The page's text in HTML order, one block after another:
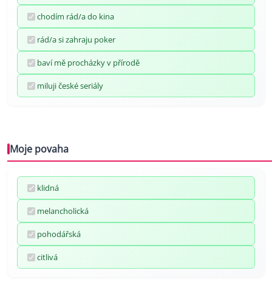
chodím rád/a do kina
rád/a si zahraju poker
baví mě procházky v přírodě
miluji české seriály
Moje povaha
klidná
melancholická
pohodářská
citlivá